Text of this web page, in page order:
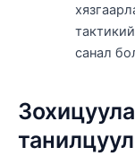
санал